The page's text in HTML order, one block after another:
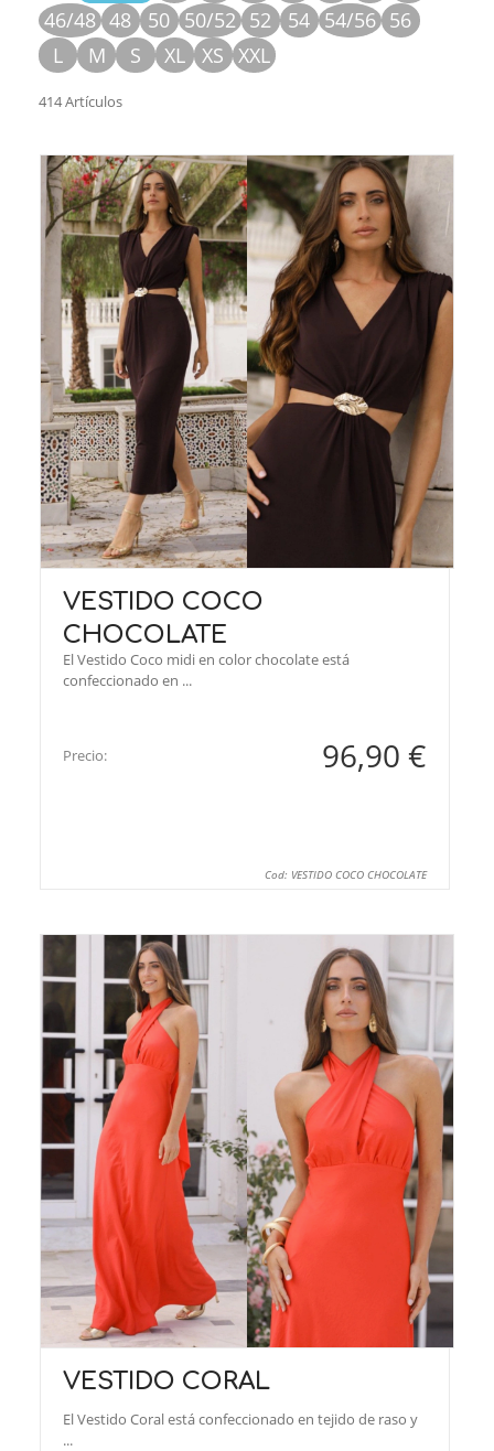
46/48 48 50 50/52 52 54 54/56 56
L
M S XL XS XXL
414 Artículos
VESTIDO COCO
CHOCOLATE
El Vestido Coco midi en color chocolate está
confeccionado en ...
Precio: 96,90 €
Cod: VESTIDO COCO CHOCOLATE
VESTIDO CORAL
El Vestido Coral está confeccionado en tejido de raso y
...